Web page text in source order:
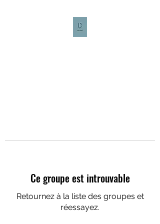
Ce groupe est introuvable
Retournez à la liste des groupes et
réessayez.